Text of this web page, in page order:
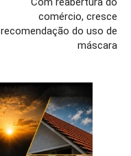
comércio, cresce
recomendação do uso de
máscara